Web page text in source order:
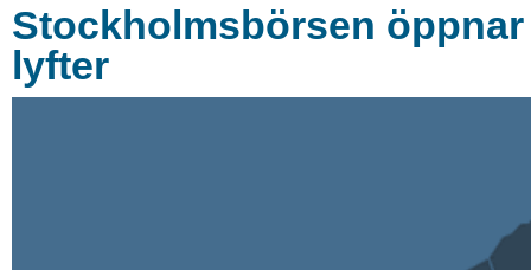
Stockholmsbörsen
lyfter